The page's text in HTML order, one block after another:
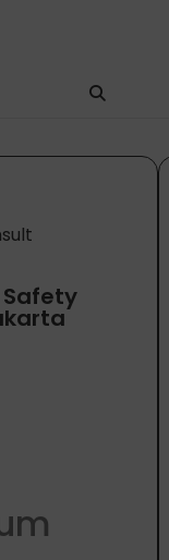
yang bisa kubantu